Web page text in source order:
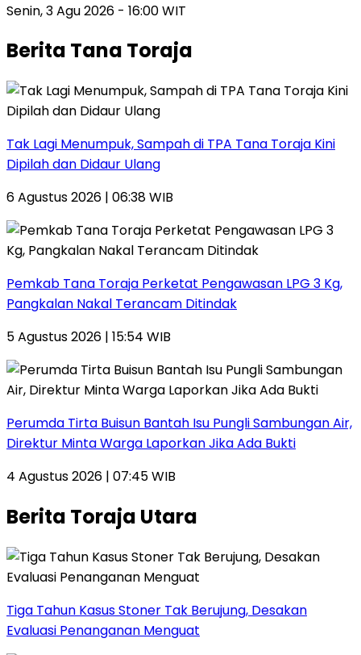
Senin, 3 Agu 2026 - 16:00 WIT
Berita Tana Toraja
Tak Lagi Menumpuk, Sampah di TPA Tana Toraja Kini
Dipilah dan Didaur Ulang
6 Agustus 2026 | 06:38 WIB
Pemkab Tana Toraja Perketat Pengawasan LPG 3 Kg,
Pangkalan Nakal Terancam Ditindak
5 Agustus 2026 | 15:54 WIB
Perumda Tirta Buisun Bantah Isu Pungli Sambungan Air,
Direktur Minta Warga Laporkan Jika Ada Bukti
4 Agustus 2026 | 07:45 WIB
Berita Toraja Utara
Tiga Tahun Kasus Stoner Tak Berujung, Desakan
Evaluasi Penanganan Menguat